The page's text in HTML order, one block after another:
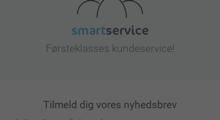
Førsteklasses kundeservice!
Tilmeld dig vores nyhedsbrev